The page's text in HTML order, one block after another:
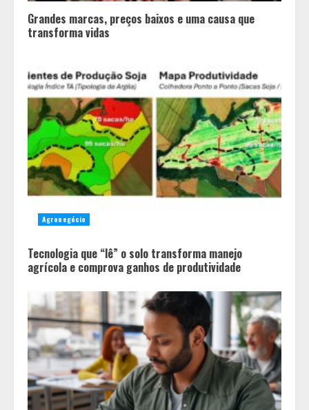
Grandes marcas, preços baixos e uma causa que
transforma vidas
Agronegócio
Tecnologia que “lê” o solo transforma manejo
agrícola e comprova ganhos de produtividade